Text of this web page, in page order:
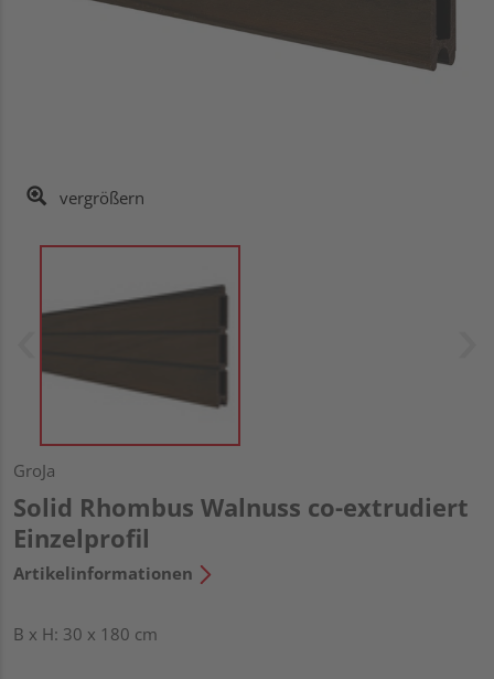
vergrößern
GroJa
Solid Rhombus Walnuss co-extrudiert
Einzelprofil
Artikelinformationen
B x H: 30 x 180 cm